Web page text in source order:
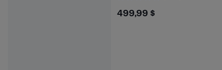
$499.99
499,99 $